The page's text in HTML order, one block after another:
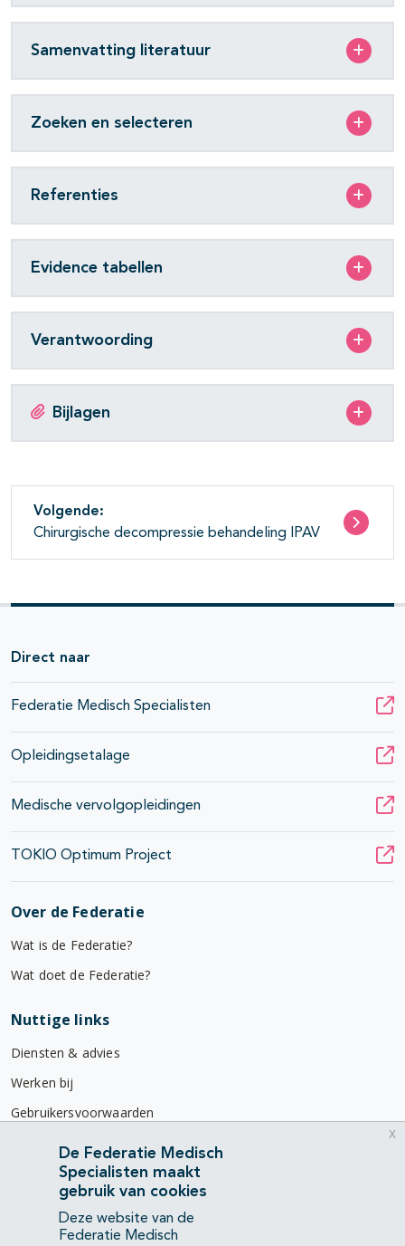
Samenvatting literatuur
Zoeken en selecteren
Referenties
Evidence tabellen
Verantwoording
Bijlagen
Volgende:
Chirurgische decompressie behandeling IPAV
Direct naar
Federatie Medisch Specialisten
Opleidingsetalage
Medische vervolgopleidingen
TOKIO Optimum Project
Over de Federatie
Wat is de Federatie?
Wat doet de Federatie?
Nuttige links
Diensten & advies
Werken bij
Gebruikersvoorwaarden
Privacyverklaring
Contact
Mercatorlaan 1200
3528 BL Utrecht
De Federatie Medisch
Specialisten maakt
gebruik van cookies
Deze website van de
Federatie Medisch
x